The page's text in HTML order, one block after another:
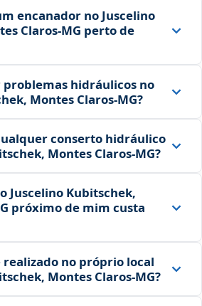
encanador no Juscelino
Claros‑MG perto de
hidráulicos no
Montes Claros‑MG?
conserto hidráulico
Montes Claros‑MG?
Juscelino Kubitschek,
próximo de mim custa
no próprio local
Montes Claros‑MG?